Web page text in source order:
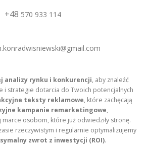
+48 570 933 114
analizy rynku i konkurencji, aby znaleźć
i strategie dotarcia do Twoich potencjalnych
teksty reklamowe, które zachęcają
kampanie remarketingowe,
osobom, które już odwiedziły stronę.
rzeczywistym i regularnie optymalizujemy
zwrot z inwestycji (ROI).